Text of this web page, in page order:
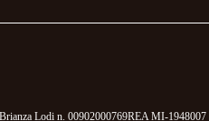
Lodi n. 00902000769REA MI-1948007